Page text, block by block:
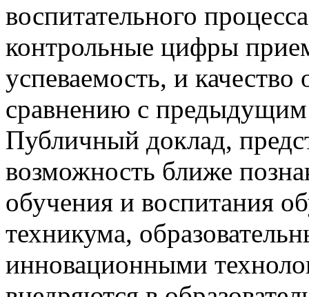
воспитательного
контрольные цифры
успеваемость, и
сравнению с
Публичный доклад,
возможность ближе
обучения и воспитания
техникума,
инновационными